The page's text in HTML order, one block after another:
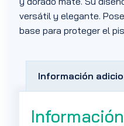
versátil y elegante.
base para proteger el
Información